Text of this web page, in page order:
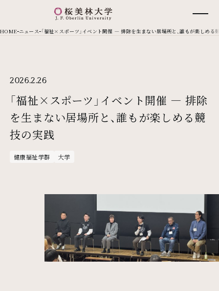
桜美林大学 トップページ
現在位置
HOME ニュース 「福祉×スポーツ」イベント開催 — 排除を生まない居場所と、誰もが楽しめる
2026.2.26
「福祉×スポーツ」イベント開催 — 排除
を生まない居場所と、誰もが楽しめる競
技の実践
健康福祉学群 大学